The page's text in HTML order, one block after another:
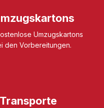
Umzugskartons
den Vorbereitungen.